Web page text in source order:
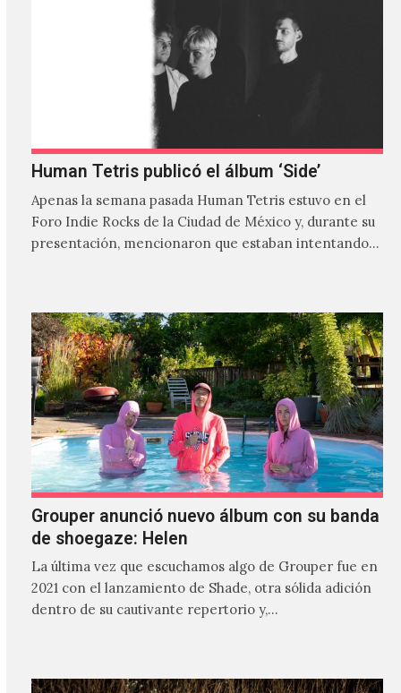
Human Tetris publicó el álbum ‘Side’
Apenas la semana pasada Human Tetris estuvo en el
Foro Indie Rocks de la Ciudad de México y, durante su
presentación, mencionaron que estaban intentando…
Grouper anunció nuevo álbum con su banda
de shoegaze: Helen
La última vez que escuchamos algo de Grouper fue en
2021 con el lanzamiento de Shade, otra sólida adición
dentro de su cautivante repertorio y,…